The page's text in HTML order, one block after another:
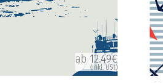
ab 12.49€
(inkl. USt)